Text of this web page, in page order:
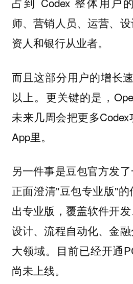
师、营销人员、运营、
资人和银行从业者。
而且这部分用户的增长
以上。更关键的是，
未来几周会把更多
App里。
另一件事是豆包官方发
正面澄清"豆包专业版"
出专业版，覆盖软件开
设计、流程自动化、金
大领域。目前已经开通
尚未上线。